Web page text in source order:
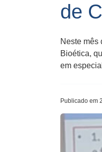
de
Neste mês
Bioética,
em
Publicado em